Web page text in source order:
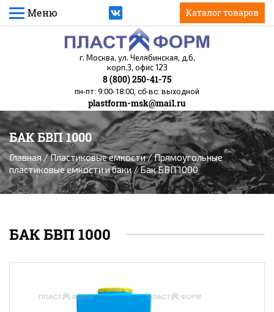
Меню Каталог товаров
г. Москва, ул. Челябинская, д.6,
корп.3, офис 123
8 (800) 250-41-75
пн-пт: 9:00-18:00, сб-вс: выходной
plastform-msk@mail.ru
БАК БВП 1000
Вы здесь
Главная /Пластиковые емкости/Прямоугольные
пластиковые емкости и баки/ Бак БВП 1000
БАК БВП 1000